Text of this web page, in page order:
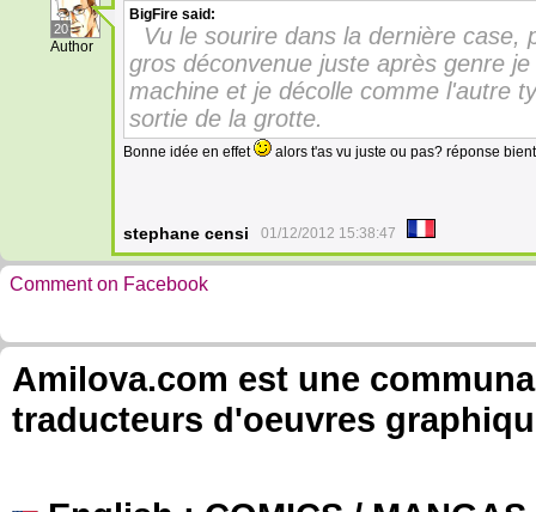
20
Author
BigFire said:
Vu le sourire dans la dernière case,
gros déconvenue juste après genre
machine et je décolle comme l'autre
sortie de la grotte.
Bonne idée en effet alors t'as vu juste ou pas? réponse
stephane censi 01/12/2012 15:38:47
Comment on Facebook
Amilova.com est une
traducteurs d'oeuvres